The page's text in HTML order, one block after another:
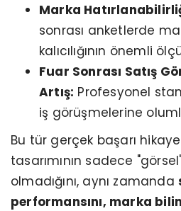
Marka
sonrası anketlerde
kalıcılığının önemli
Fuar Sonrası Satış
Artış: Profesyonel
iş görüşmelerine
Bu tür gerçek başarı
tasarımının sadece
olmadığını, aynı zamanda
performansını, marka